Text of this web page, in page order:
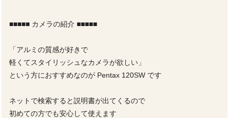
■■■■■ カメラの紹介 ■■■■■
「アルミの質感が好きで
軽くてスタイリッシュなカメラが欲しい」
という方におすすめなのが Pentax 120SW です
ネットで検索すると説明書が出てくるので
初めての方でも安心して使えます